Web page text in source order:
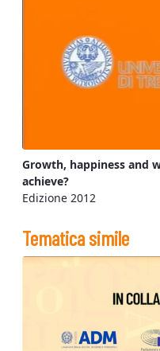
Growth, happiness and
achieve?
Edizione 2012
Tematica simile